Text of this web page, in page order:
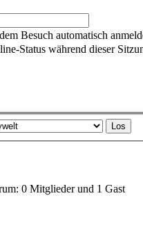
Besuch automatisch
Status während dieser
0 Mitglieder und 1 Gast